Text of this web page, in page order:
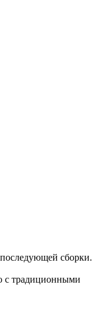
сборки.
с традиционными